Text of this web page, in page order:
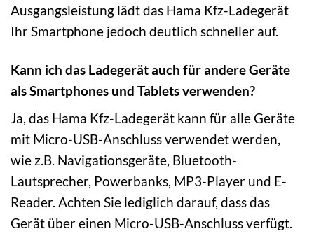
Ausgangsleistung lädt das Hama Kfz-Ladegerät
Ihr Smartphone jedoch deutlich schneller auf.
Kann ich das Ladegerät auch für andere Geräte
als Smartphones und Tablets verwenden?
Ja, das Hama Kfz-Ladegerät kann für alle Geräte
mit Micro-USB-Anschluss verwendet werden,
wie z.B. Navigationsgeräte, Bluetooth-
Lautsprecher, Powerbanks, MP3-Player und E-
Reader. Achten Sie lediglich darauf, dass das
Gerät über einen Micro-USB-Anschluss verfügt.